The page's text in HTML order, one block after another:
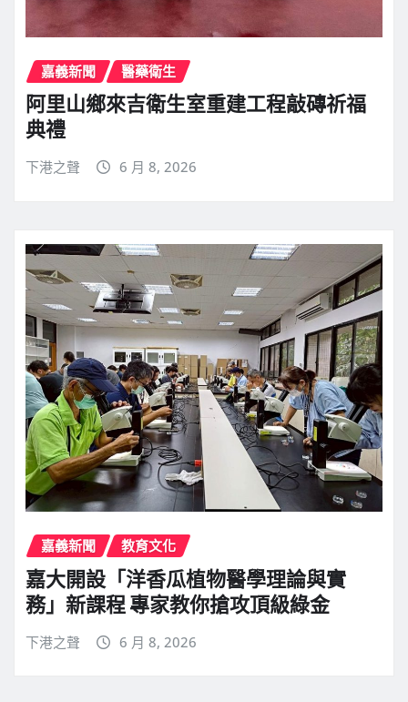
嘉義新聞 醫藥衛生
阿里山鄉來吉衛生室重建工程敲磚祈福
典禮
下港之聲 6 月 8, 2026
嘉義新聞 教育文化
嘉大開設「洋香瓜植物醫學理論與實
務」新課程 專家教你搶攻頂級綠金
下港之聲 6 月 8, 2026